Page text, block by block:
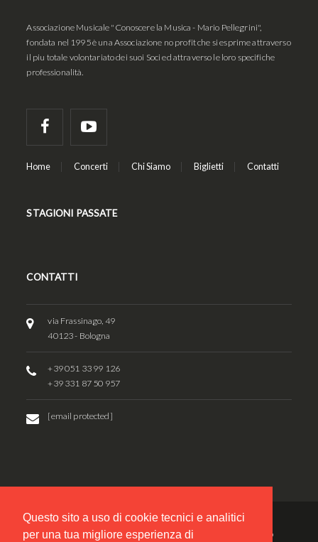
Questo sito a uso di cookie tecnici e analitici
per una tua migliore esperienza di
Associazione Musicale "Conoscere la Musica - Mario Pellegrini",
fondata nel 1995 è una Associazione no profit che si esprime attraverso
il piu totale volontariato dei suoi Soci ed attraverso le loro specifiche
professionalità.
Home Concerti Chi Siamo Biglietti Contatti
STAGIONI PASSATE
CONTATTI
via Frassinago, 49
40123 - Bologna
+39 051 33 99 126
+39 331 87 50 957
[email protected]
© 2017 - Associazione Musicale "Conoscere la Musica - Mario